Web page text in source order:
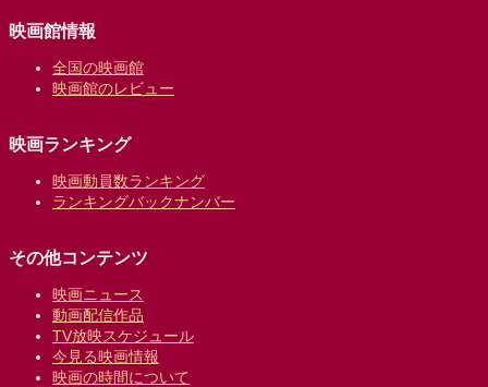
映画館情報
全国の映画館
映画館のレビュー
映画ランキング
映画動員数ランキング
ランキングバックナンバー
その他コンテンツ
映画ニュース
動画配信作品
TV放映スケジュール
今見る映画情報
映画の時間について